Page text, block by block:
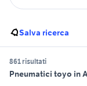
Salva ricerca
861 risultati
Pneumatici toyo in